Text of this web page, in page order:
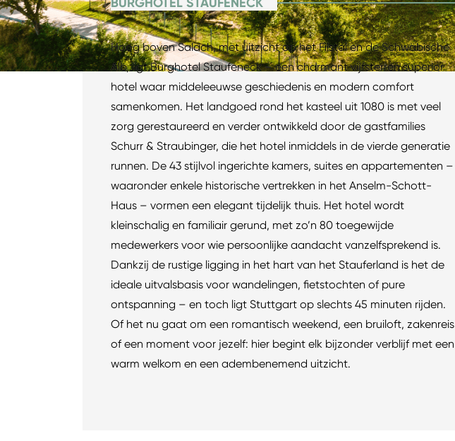
Hoog boven Salach, met uitzicht op het Filstal en de Schwäbische
Alb, ligt Burghotel Staufeneck – een charmant vijfsterren superior
hotel waar middeleeuwse geschiedenis en modern comfort
samenkomen. Het landgoed rond het kasteel uit 1080 is met veel
zorg gerestaureerd en verder ontwikkeld door de gastfamilies
Schurr & Straubinger, die het hotel inmiddels in de vierde generatie
runnen. De 43 stijlvol ingerichte kamers, suites en appartementen –
waaronder enkele historische vertrekken in het Anselm-Schott-
Haus – vormen een elegant tijdelijk thuis. Het hotel wordt
kleinschalig en familiair gerund, met zo’n 80 toegewijde
medewerkers voor wie persoonlijke aandacht vanzelfsprekend is.
Dankzij de rustige ligging in het hart van het Stauferland is het de
ideale uitvalsbasis voor wandelingen, fietstochten of pure
ontspanning – en toch ligt Stuttgart op slechts 45 minuten rijden.
Of het nu gaat om een romantisch weekend, een bruiloft, zakenreis
of een moment voor jezelf: hier begint elk bijzonder verblijf met een
warm welkom en een adembenemend uitzicht.